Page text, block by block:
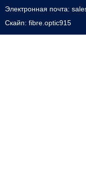
Электронная почта:
Скайп: fibre.optic915